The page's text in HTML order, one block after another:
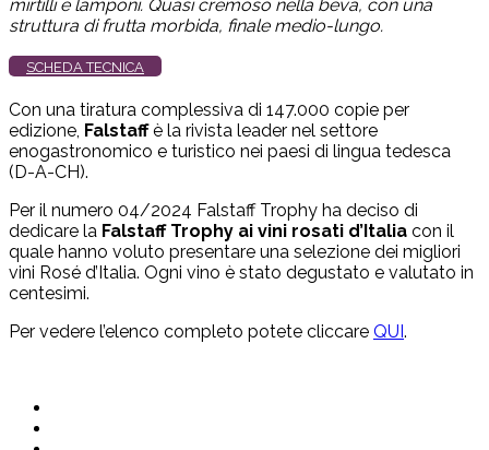
mirtilli e lamponi. Quasi cremoso nella beva, con una
struttura di frutta morbida, finale medio-lungo.
SCHEDA TECNICA
Con una tiratura complessiva di 147.000 copie per
edizione, Falstaffè la rivista leader nel settore
enogastronomico e turistico nei paesi di lingua tedesca
(D-A-CH).
Per il numero 04/2024 Falstaff Trophy ha deciso di
dedicare la Falstaff Trophy ai vini rosati d’Italia con il
quale hanno voluto presentare una selezione dei migliori
vini Rosé d’Italia. Ogni vino è stato degustato e valutato in
centesimi.
Per vedere l’elenco completo potete cliccare QUI.